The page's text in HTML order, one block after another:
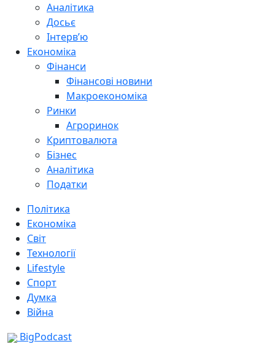
Аналітика
Досьє
Інтерв’ю
Економіка
Фінанси
Фінансові новини
Макроекономіка
Ринки
Агроринок
Криптовалюта
Бізнес
Аналітика
Податки
Політика
Економіка
Світ
Технології
Lifestyle
Спорт
Думка
Війна
BigPodcast